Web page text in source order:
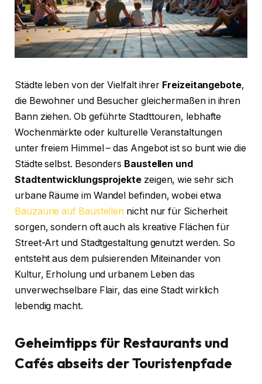
Städte leben von der Vielfalt ihrer Freizeitangebote,
die Bewohner und Besucher gleichermaßen in ihren
Bann ziehen. Ob geführte Stadttouren, lebhafte
Wochenmärkte oder kulturelle Veranstaltungen
unter freiem Himmel – das Angebot ist so bunt wie die
Städte selbst. Besonders Baustellen und
Stadtentwicklungsprojekte zeigen, wie sehr sich
urbane Räume im Wandel befinden, wobei etwa
Bauzäune auf Baustellen nicht nur für Sicherheit
sorgen, sondern oft auch als kreative Flächen für
Street-Art und Stadtgestaltung genutzt werden. So
entsteht aus dem pulsierenden Miteinander von
Kultur, Erholung und urbanem Leben das
unverwechselbare Flair, das eine Stadt wirklich
lebendig macht.
Geheimtipps für Restaurants und
Cafés abseits der Touristenpfade